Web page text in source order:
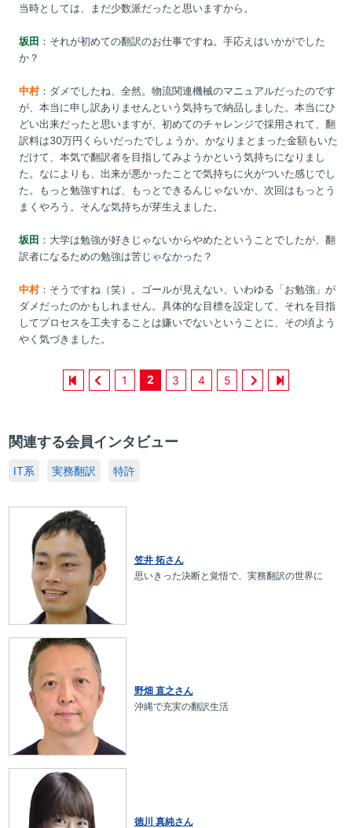
当時としては、まだ少数派だったと思いますから。
坂田 ：それが初めての翻訳のお仕事ですね。手応えはいかがでした
か？
中村：ダメでしたね、全然。物流関連機械のマニュアルだったのです
が、本当に申し訳ありませんという気持ちで納品しました。本当にひ
どい出来だったと思いますが、初めてのチャレンジで採用されて、翻
訳料は30万円くらいだったでしょうか。かなりまとまった金額もいた
だけて、本気で翻訳者を目指してみようかという気持ちになりまし
た。なによりも、出来が悪かったことで気持ちに火がついた感じでし
た。もっと勉強すれば、もっとできるんじゃないか、次回はもっとう
まくやろう。そんな気持ちが芽生えました。
坂田 ：大学は勉強が好きじゃないからやめたということでしたが、翻
訳者になるための勉強は苦じゃなかった？
中村：そうですね（笑）。ゴールが見えない、いわゆる「お勉強」が
ダメだったのかもしれません。具体的な目標を設定して、それを目指
してプロセスを工夫することは嫌いでないということに、その頃よう
やく気づきました。
1 2 3 4 5
関連する会員インタビュー
IT系 実務翻訳 特許
笠井 拓さん
思いきった決断と覚悟で、実務翻訳の世界に
野畑 直之さん
沖縄で充実の翻訳生活
徳川 真純さん